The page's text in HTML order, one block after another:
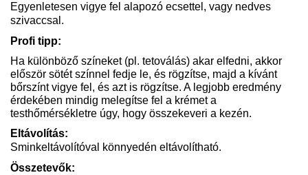
Egyenletesen vigye fel alapozó ecsettel, vagy nedves
szivaccsal.
Profi tipp:
Ha különböző színeket (pl. tetoválás) akar elfedni, akkor
először sötét színnel fedje le, és rögzítse, majd a kívánt
bőrszínt vigye fel, és azt is rögzítse. A legjobb eredmény
érdekében mindig melegítse fel a krémet a
testhőmérsékletre úgy, hogy összekeveri a kezén.
Eltávolítás:
Sminkeltávolítóval könnyedén eltávolítható.
Összetevők: